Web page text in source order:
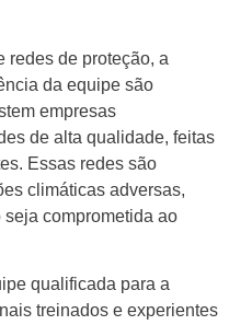
redes de proteção, a
da equipe são
empresas
de alta qualidade, feitas
Essas redes são
climáticas adversas,
comprometida ao
qualificada para a
treinados e experientes